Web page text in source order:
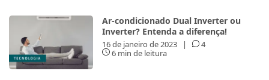
Ar-condicionado Dual Inverter ou
Inverter? Entenda a diferença!
16 de janeiro de 2023 |
4
6 min de leitura